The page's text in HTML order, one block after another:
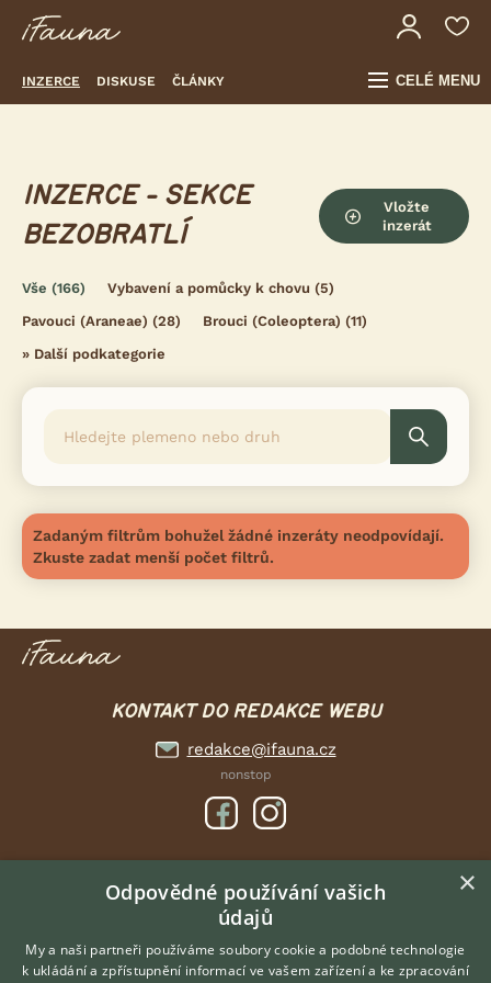
INZERCE DISKUSE ČLÁNKY CELÉ MENU
INZERCE - SEKCE
BEZOBRATLÍ
Vložte
inzerát
Vše (166) Vybavení a pomůcky k chovu (5)
Pavouci (Araneae) (28) Brouci (Coleoptera) (11)
» Další podkategorie
Zadaným filtrům bohužel žádné inzeráty neodpovídají.
Zkuste zadat menší počet filtrů.
KONTAKT DO REDAKCE WEBU
redakce@ifauna.cz
nonstop
DOMOVSKÁ STRÁNKA
INZERCE
DISKUSE
ČLÁNKY
×
Odpovědné používání vašich
údajů
My a naši partneři používáme soubory cookie a podobné technologie
k ukládání a zpřístupnění informací ve vašem zařízení a ke zpracování